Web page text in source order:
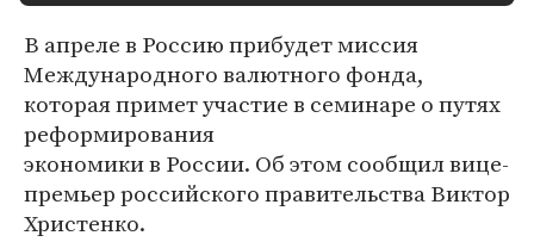
В апреле в Россию прибудет миссия
Международного валютного фонда,
которая примет участие в семинаре о путях
реформирования
экономики в России. Об этом сообщил вице-
премьер российского правительства Виктор
Христенко.